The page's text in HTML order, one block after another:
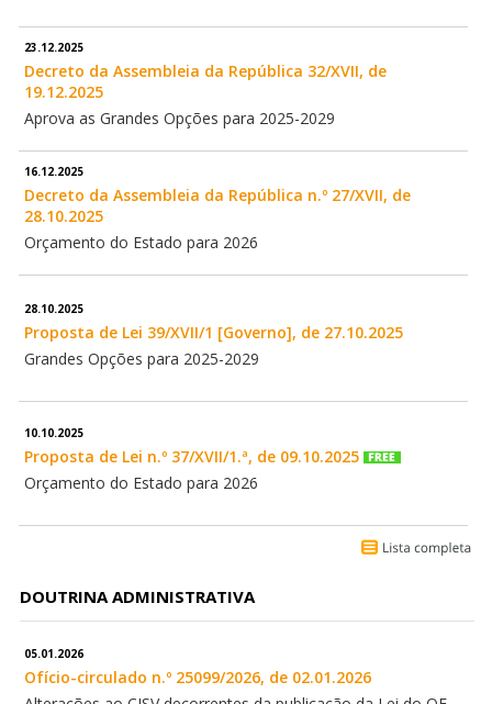
23.12.2025
Decreto da Assembleia da República 32/XVII, de
19.12.2025
Aprova as Grandes Opções para 2025-2029
16.12.2025
Decreto da Assembleia da República n.º 27/XVII, de
28.10.2025
Orçamento do Estado para 2026
28.10.2025
Proposta de Lei 39/XVII/1 [Governo], de 27.10.2025
Grandes Opções para 2025-2029
10.10.2025
Proposta de Lei n.º 37/XVII/1.ª, de 09.10.2025
Orçamento do Estado para 2026
DOUTRINA ADMINISTRATIVA
05.01.2026
Ofício-circulado n.º 25099/2026, de 02.01.2026